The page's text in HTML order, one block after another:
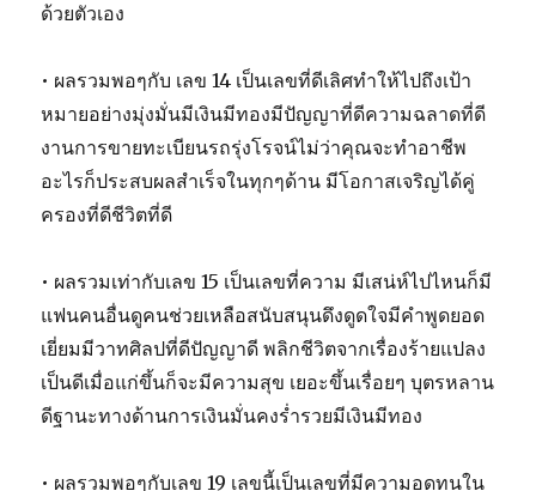
ด้วยตัวเอง
• ผลรวมพอๆกับ เลข 14 เป็นเลขที่ดีเลิศทำให้ไปถึงเป้า
หมายอย่างมุ่งมั่นมีเงินมีทองมีปัญญาที่ดีความฉลาดที่ดี
งานการขายทะเบียนรถรุ่งโรจน์ไม่ว่าคุณจะทำอาชีพ
อะไรก็ประสบผลสำเร็จในทุกๆด้าน มีโอกาสเจริญได้คู่
ครองที่ดีชีวิตที่ดี
• ผลรวมเท่ากับเลข 15 เป็นเลขที่ความ มีเสน่ห์ไปไหนก็มี
แฟนคนอื่นดูคนช่วยเหลือสนับสนุนดึงดูดใจมีคำพูดยอด
เยี่ยมมีวาทศิลปที่ดีปัญญาดี พลิกชีวิตจากเรื่องร้ายแปลง
เป็นดีเมื่อแก่ขึ้นก็จะมีความสุข เยอะขึ้นเรื่อยๆ บุตรหลาน
ดีฐานะทางด้านการเงินมั่นคงร่ำรวยมีเงินมีทอง
• ผลรวมพอๆกับเลข 19 เลขนี้เป็นเลขที่มีความอดทนใน